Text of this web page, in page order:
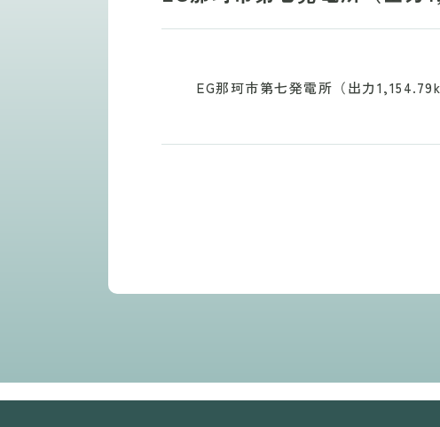
EG那珂市第七発電所（出力